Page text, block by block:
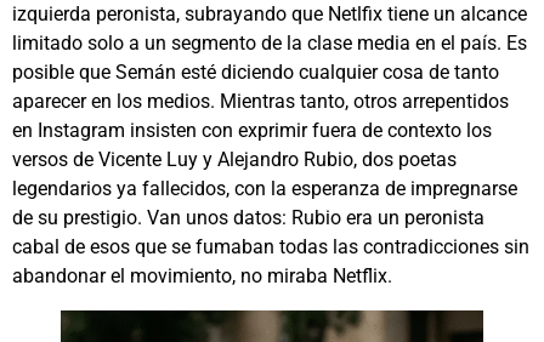
izquierda peronista, subrayando que Netlfix tiene un alcance
limitado solo a un segmento de la clase media en el país. Es
posible que Semán esté diciendo cualquier cosa de tanto
aparecer en los medios. Mientras tanto, otros arrepentidos
en Instagram insisten con exprimir fuera de contexto los
versos de Vicente Luy y Alejandro Rubio, dos poetas
legendarios ya fallecidos, con la esperanza de impregnarse
de su prestigio. Van unos datos: Rubio era un peronista
cabal de esos que se fumaban todas las contradicciones sin
abandonar el movimiento, no miraba Netflix.